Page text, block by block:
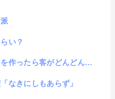
い？
ん来ると思ってしまう心理効果に名称があった
なきにしもあらず」